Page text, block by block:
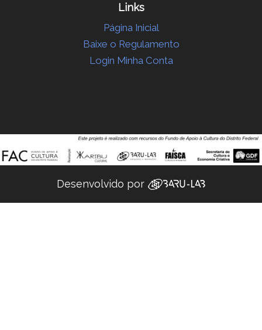
Links
Página Inicial
Baixe o Regulamento
Login Minha Conta
Desenvolvido por ‌